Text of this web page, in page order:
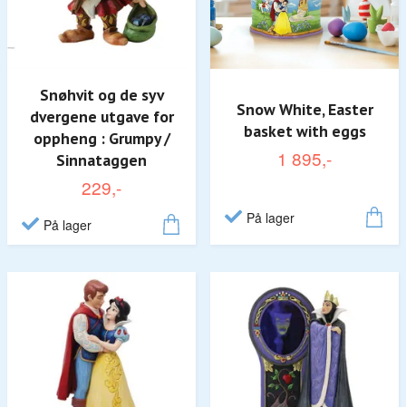
Snøhvit og de syv
dvergene utgave for
oppheng : Grumpy /
Sinnataggen
229,-
På lager
Snow White, Easter
basket with eggs
1 895,-
På lager